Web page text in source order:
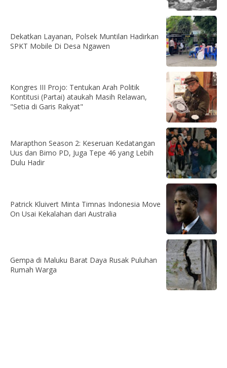
Dekatkan Layanan, Polsek Muntilan Hadirkan
SPKT Mobile Di Desa Ngawen
Kongres III Projo: Tentukan Arah Politik
Kontitusi (Partai) ataukah Masih Relawan,
"Setia di Garis Rakyat"
Marapthon Season 2: Keseruan Kedatangan
Uus dan Bimo PD, Juga Tepe 46 yang Lebih
Dulu Hadir
Patrick Kluivert Minta Timnas Indonesia Move
On Usai Kekalahan dari Australia
Gempa di Maluku Barat Daya Rusak Puluhan
Rumah Warga